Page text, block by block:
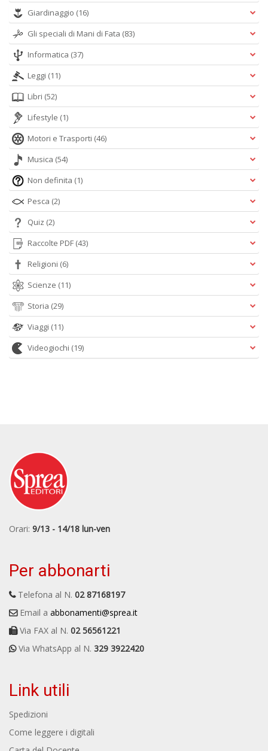
Giardinaggio (16)
Gli speciali di Mani di Fata (83)
Informatica (37)
Leggi (11)
Libri (52)
Lifestyle (1)
Motori e Trasporti (46)
Musica (54)
Non definita (1)
Pesca (2)
Quiz (2)
Raccolte PDF (43)
Religioni (6)
Scienze (11)
Storia (29)
Viaggi (11)
Videogiochi (19)
Orari: 9/13 - 14/18 lun-ven
Per abbonarti
Telefona al N. 02 87168197
Email a abbonamenti@sprea.it
Via FAX al N. 02 56561221
Via WhatsApp al N. 329 3922420
Link utili
Spedizioni
Come leggere i digitali